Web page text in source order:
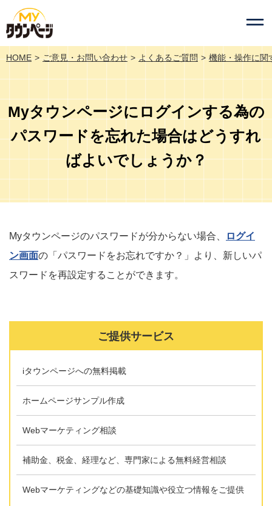
HOME ご意見・お問い合わせ よくあるご質問 機能・操作に関
Myタウンページにログインする為の
パスワードを忘れた場合はどうすれ
ばよいでしょうか？
Myタウンページのパスワードが分からない場合、
ログイ
ン画面の「パスワードをお忘れですか？」より、新しいパ
スワードを再設定することができます。
ご提供サービス
iタウンページへの無料掲載
ホームページサンプル作成
Webマーケティング相談
補助金、税金、経理など、専門家による無料経営相談
Webマーケティングなどの基礎知識や役立つ情報をご提供